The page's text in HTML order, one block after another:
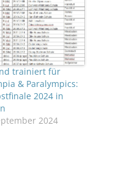
trainiert für
& Paralympics:
2024 in
2024